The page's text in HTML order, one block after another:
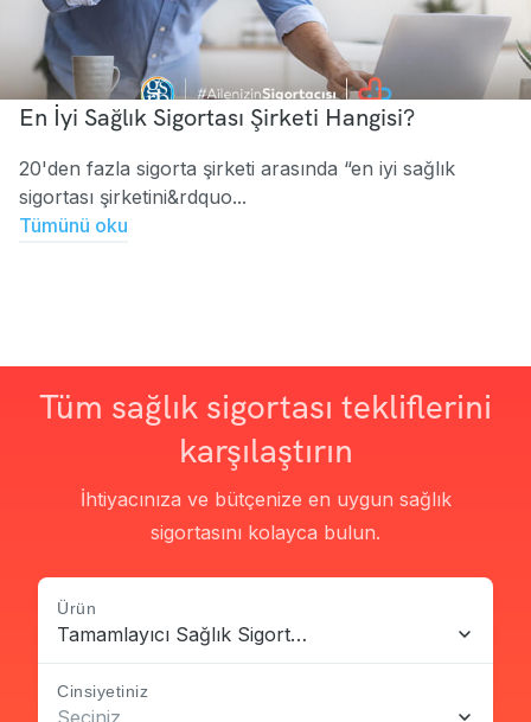
En İyi Sağlık Sigortası Şirketi Hangisi?
20'den fazla sigorta şirketi arasında “en iyi sağlık
sigortası şirketini&rdquo...
Tümünü oku
Tüm sağlık sigortası tekliflerini
karşılaştırın
İhtiyacınıza ve bütçenize en uygun sağlık
sigortasını kolayca bulun.
Ürün
Tamamlayıcı Sağlık Sigortası
Cinsiyetiniz